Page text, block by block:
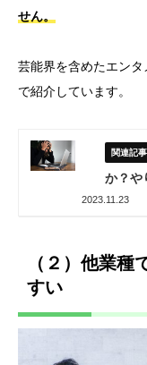
せん。
芸能界を含めたエン
で紹介しています。
か？や
2023.11.23
（２）他業種
すい